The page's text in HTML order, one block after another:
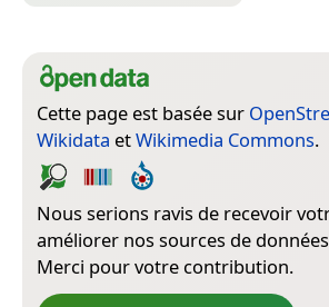
Cette page est basée sur
Wikidata etWikimedia Commons.
Nous serions ravis de recevoir
améliorer nos sources de
Merci pour votre contribution.